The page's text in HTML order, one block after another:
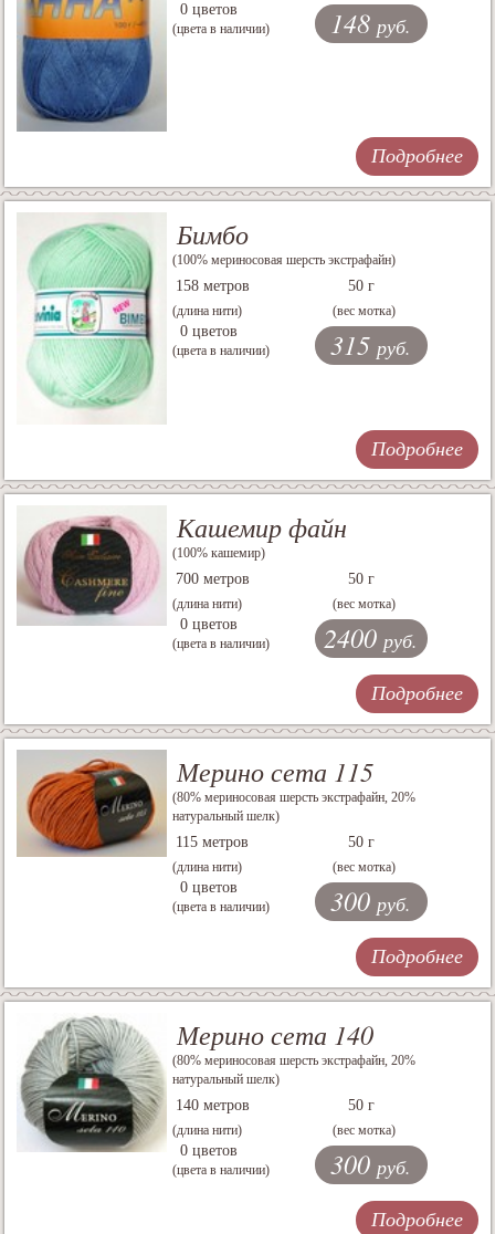
0 цветов
(цвета в наличии) 148руб.
Подробнее
Бимбо
(100% мериносовая шерсть экстрафайн)
158 метров
(длина нити)
50 г
(вес мотка)
0 цветов
(цвета в наличии) 315 руб.
Подробнее
Кашемир файн
(100% кашемир)
700 метров
(длина нити)
50 г
(вес мотка)
0 цветов
(цвета в наличии) 2400 руб.
Подробнее
Мерино сета 115
(80% мериносовая шерсть экстрафайн, 20%
натуральный шелк)
115 метров
(длина нити)
50 г
(вес мотка)
0 цветов
(цвета в наличии) 300 руб.
Подробнее
Мерино сета 140
(80% мериносовая шерсть экстрафайн, 20%
натуральный шелк)
140 метров
(длина нити)
50 г
(вес мотка)
0 цветов
(цвета в наличии) 300 руб.
Подробнее